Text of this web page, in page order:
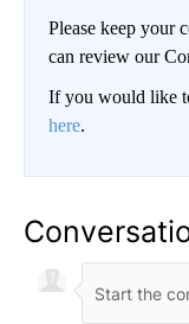
Please keep your
can review our
If you would like
here.